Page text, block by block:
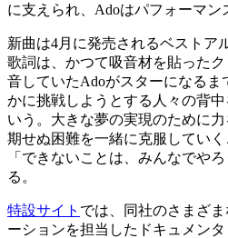
に支えられ、Adoはパフォーマン
新曲は4月に発売されるベストア
歌詞は、かつて吸音材を貼った
音していたAdoがスターになる
かに挑戦しようとする人々の背
いう。大きな夢の実現のために
期せぬ困難を一緒に克服してい
「できないことは、みんなでや
る。
特設サイト では、同社のさまざ
ーションを担当したドキュメン